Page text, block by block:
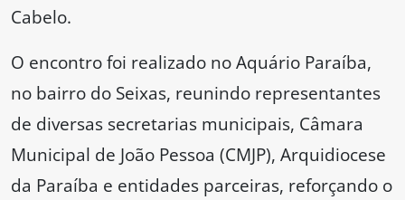
Cabelo.
O encontro foi realizado no Aquário Paraíba,
no bairro do Seixas, reunindo representantes
de diversas secretarias municipais, Câmara
Municipal de João Pessoa (CMJP), Arquidiocese
da Paraíba e entidades parceiras, reforçando o